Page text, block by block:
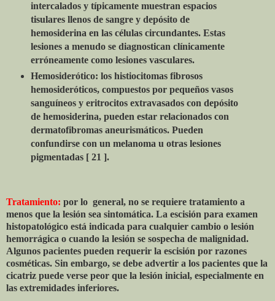
intercalados y típicamente muestran espacios
tisulares llenos de sangre y depósito de
hemosiderina en las células circundantes. Estas
lesiones a menudo se diagnostican clínicamente
erróneamente como lesiones vasculares.
Hemosiderótico: los histiocitomas fibrosos
hemosideróticos, compuestos por pequeños vasos
sanguíneos y eritrocitos extravasados ​​con depósito
de hemosiderina, pueden estar relacionados con
dermatofibromas aneurismáticos. Pueden
confundirse con un melanoma u otras lesiones
pigmentadas [ 21 ].
Tratamiento: por lo general, no se requiere tratamiento a
menos que la lesión sea sintomática. La escisión para examen
histopatológico está indicada para cualquier cambio o lesión
hemorrágica o cuando la lesión se sospecha de malignidad.
Algunos pacientes pueden requerir la escisión por razones
cosméticas. Sin embargo, se debe advertir a los pacientes que la
cicatriz puede verse peor que la lesión inicial, especialmente en
las extremidades inferiores.